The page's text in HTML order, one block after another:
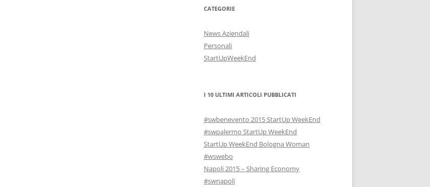
CATEGORIE
News Aziendali
Personali
StartUpWeekEnd
I 10 ULTIMI ARTICOLI PUBBLICATI
#swbenevento 2015 StartUp WeekEnd
#swpalermo StartUp WeekEnd
StartUp WeekEnd Bologna Woman
#wswebo
Napoli 2015 – Sharing Economy
#swnapoli